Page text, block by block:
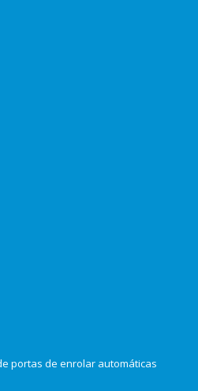
portas de enrolar automáticas